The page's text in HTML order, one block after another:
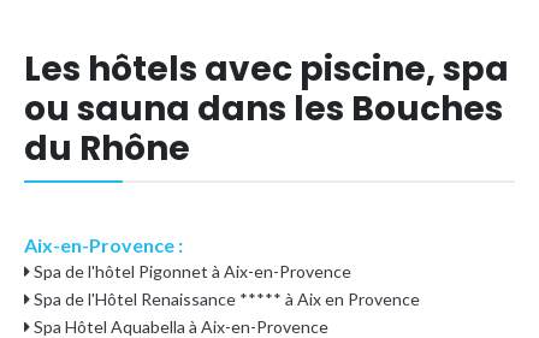
Les hôtels avec piscine, spa
ou sauna dans les Bouches
du Rhône
Aix-en-Provence :
Spa de l'hôtel Pigonnet à Aix-en-Provence
Spa de l'Hôtel Renaissance ***** à Aix en Provence
Spa Hôtel Aquabella à Aix-en-Provence